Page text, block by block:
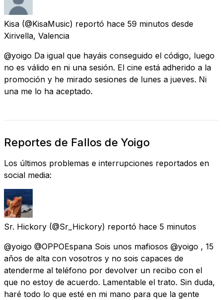
Kisa (@KisaMusic) reportó hace 59 minutos desde
Xirivella, Valencia
@yoigo Da igual que hayáis conseguido el código, luego
no es válido en ni una sesión. El cine está adherido a la
promoción y he mirado sesiones de lunes a jueves. Ni
una me lo ha aceptado.
Reportes de Fallos de Yoigo
Los últimos problemas e interrupciones reportados en
social media:
Sr. Hickory (@Sr_Hickory) reportó hace 5 minutos
@yoigo @OPPOEspana Sois unos mafiosos @yoigo , 15
años de alta con vosotros y no sois capaces de
atenderme al teléfono por devolver un recibo con el
que no estoy de acuerdo. Lamentable el trato. Sin duda,
haré todo lo que esté en mi mano para que la gente